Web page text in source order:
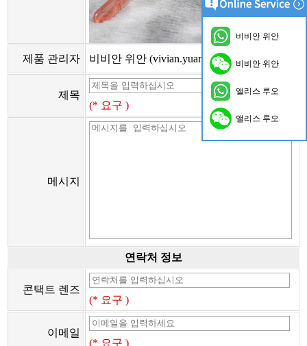
제품 관리자 비비안 위안 (vivian.yuan@onflyingcn.com)
제목
(* 요구 )
메시지
연락처 정보
콘택트 렌즈
(* 요구 )
이메일
(* 요구 )
비비안 위안
비비안 위안
앨리스 루오
앨리스 루오